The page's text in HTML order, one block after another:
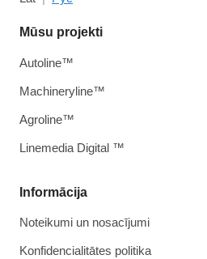
Informācija
Noteikumi un nosacījumi
Konfidencialitātes politika
Mūsu projekti
Autoline™
Machineryline™
Agroline™
Linemedia Digital ™